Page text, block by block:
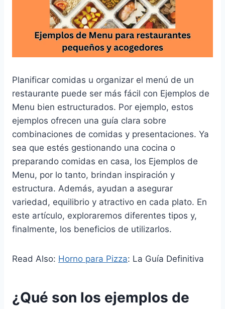
Planificar comidas u organizar el menú de un
restaurante puede ser más fácil con Ejemplos de
Menu bien estructurados. Por ejemplo, estos
ejemplos ofrecen una guía clara sobre
combinaciones de comidas y presentaciones. Ya
sea que estés gestionando una cocina o
preparando comidas en casa, los Ejemplos de
Menu, por lo tanto, brindan inspiración y
estructura. Además, ayudan a asegurar
variedad, equilibrio y atractivo en cada plato. En
este artículo, exploraremos diferentes tipos y,
finalmente, los beneficios de utilizarlos.
Read Also: Horno para Pizza: La Guía Definitiva
¿Qué son los ejemplos de